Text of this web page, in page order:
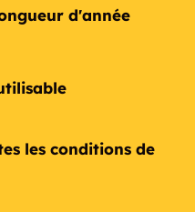
d'année
les conditions de